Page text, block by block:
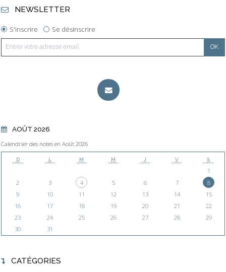
NEWSLETTER
S'inscrire Se désinscrire
AOÛT 2026
Calendrier des notes en Août 2026
D L M M J V S
1
2
3 4 5 6 7
8
9
10 11 12 13 14
15
16
17 18 19 20 21
22
23
24 25 26 27 28
29
30
31
CATÉGORIES